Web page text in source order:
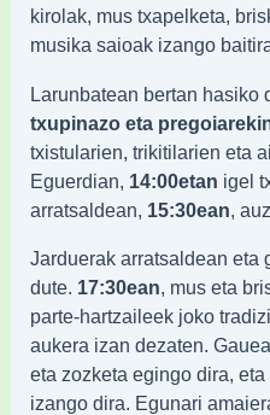
kirolak, mus txapelketa,
musika saioak izango
Larunbatean bertan hasiko
txupinazo eta
txistularien, trikitilarien eta
Eguerdian, 14:00etan igel
arratsaldean, 15:30ean ,
Jarduerak arratsaldean eta
dute. 17:30ean, mus eta
parte-hartzaileek joko
aukera izan dezaten.
eta zozketa egingo dira, eta
izango dira. Egunari